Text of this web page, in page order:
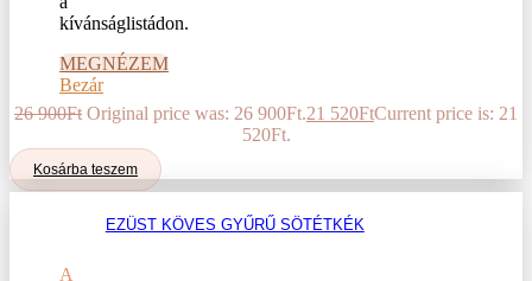
kívánságlistádon.
MEGNÉZEM
Bezár
26 900Ft Original price was: 26 900Ft.21 520FtCurrent price is: 21
520Ft.
Kosárba teszem
EZÜST KÖVES GYŰRŰ SÖTÉTKÉK
A